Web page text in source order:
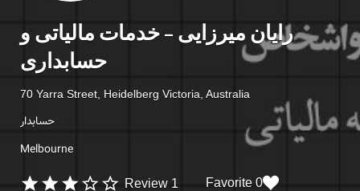
رایان میرزایی – خدمات مالیاتی و
حسابداری
70 Yarra Street, Heidelberg Victoria, Australia
حسابدار
Melbourne
1 Review 0 Favorite